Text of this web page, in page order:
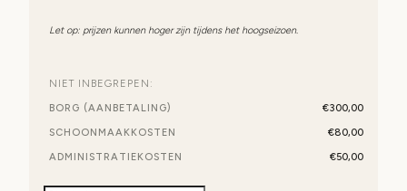
Let op: prijzen kunnen hoger zijn tijdens het hoogseizoen.
NIET INBEGREPEN:
BORG (AANBETALING)
SCHOONMAAKKOSTEN
ADMINISTRATIEKOSTEN
€300,00
€80,00
€50,00